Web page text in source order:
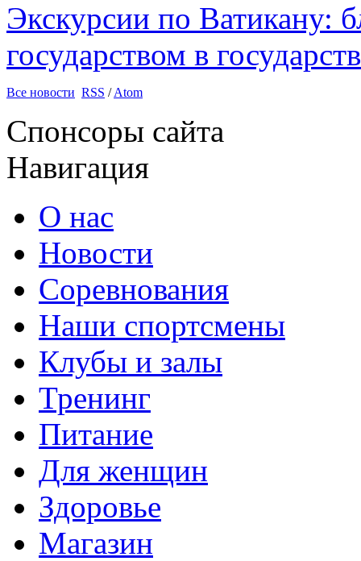
Экскурсии по Ватикану:
государством в
Все новости RSS /Atom
Спонсоры сайта
Навигация
О нас
Новости
Соревнования
Наши спортсмены
Клубы и залы
Тренинг
Питание
Для женщин
Здоровье
Магазин